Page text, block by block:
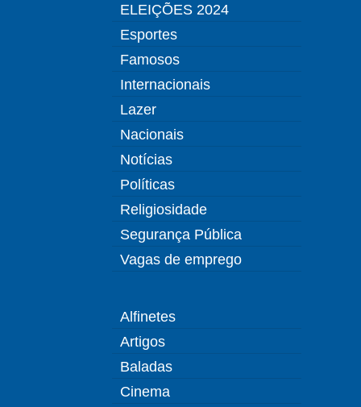
ELEIÇÕES 2024
Esportes
Famosos
Internacionais
Lazer
Nacionais
Notícias
Políticas
Religiosidade
Segurança Pública
Vagas de emprego
Alfinetes
Artigos
Baladas
Cinema